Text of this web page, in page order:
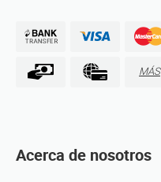
MÁS
Acerca de nosotros